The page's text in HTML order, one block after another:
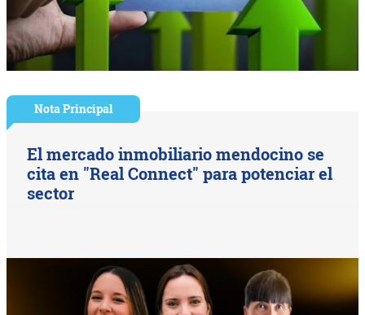
Nota Principal
El mercado inmobiliario mendocino se
cita en "Real Connect" para potenciar el
sector